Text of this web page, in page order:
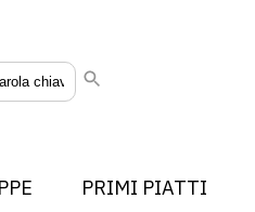
PRIMI PIATTI